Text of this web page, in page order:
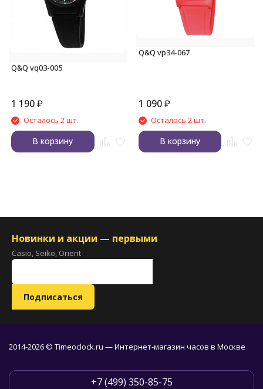
Q&Q vq03-005
1 190₽
Осталось 2 шт.
В корзину
Q&Q vp34-067
1 090 ₽
Осталось 2 шт.
В корзину
Новинки и акции — первыми
Casio, Seiko, Orient
2014-2026 © Timeoclock.ru — Интернет-магазин часов в Москве
+7 (499) 350-85-75